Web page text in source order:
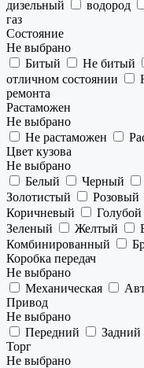
дизельный
водород
газ
Состояние
Не выбрано
Битый
Не битый
отличном состоянии
ремонта
Растаможен
Не выбрано
Не растаможен
Цвет кузова
Не выбрано
Белый
Черный
Золотистый
Розовый
Коричневый
Голубой
Зеленый
Желтый
Комбинированный
Коробка передач
Не выбрано
Механическая
Привод
Не выбрано
Передний
Задний
Торг
Не выбрано